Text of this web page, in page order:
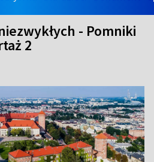
- Pomniki
2